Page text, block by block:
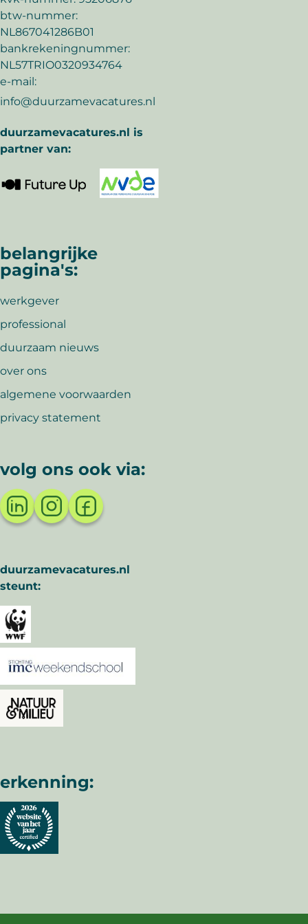
btw-nummer:
NL867041286B01
bankrekeningnummer:
NL57TRIO0320934764
e-mail:
info@duurzamevacatures.nl
duurzamevacatures.nl is
partner van:
belangrijke
pagina's:
werkgever
professional
duurzaam nieuws
over ons
algemene voorwaarden
privacy statement
volg ons ook via:
duurzamevacatures.nl
steunt:
erkenning: